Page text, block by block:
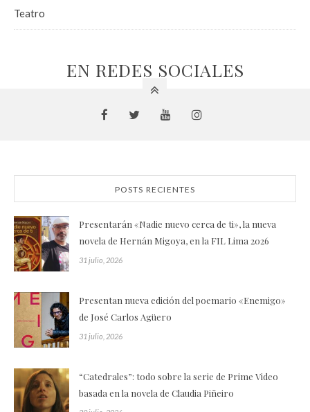
Teatro
EN REDES SOCIALES
POSTS RECIENTES
Presentarán «Nadie nuevo cerca de ti», la nueva
novela de Hernán Migoya, en la FIL Lima 2026
31 julio, 2026
Presentan nueva edición del poemario «Enemigo»
de José Carlos Agüero
31 julio, 2026
“Catedrales”: todo sobre la serie de Prime Video
basada en la novela de Claudia Piñeiro